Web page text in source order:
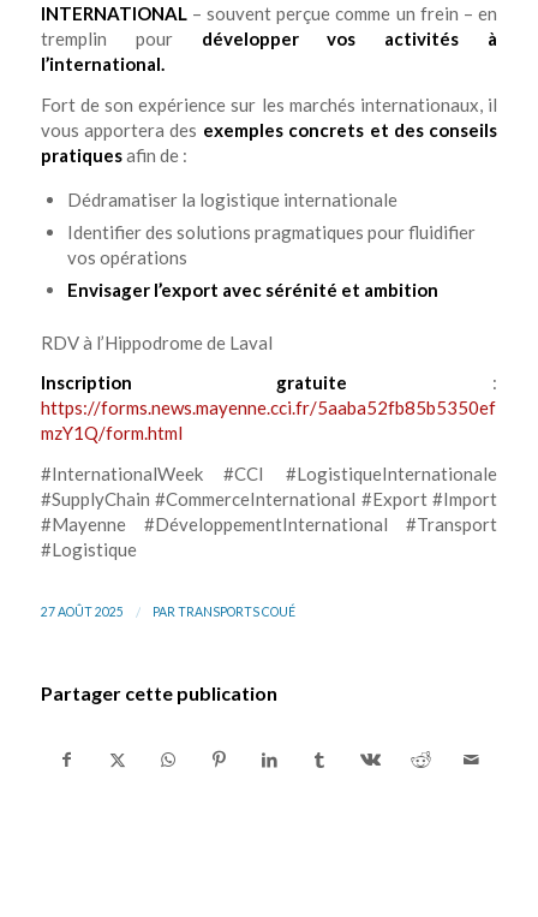
INTERNATIONAL– souvent perçue comme un frein – en
tremplin pour développer vos activités à
l’international.
Fort de son expérience sur les marchés internationaux, il
vous apportera des exemples concrets et des conseils
pratiquesafin de :
Dédramatiser la logistique internationale
Identifier des solutions pragmatiques pour fluidifier
vos opérations
Envisager l’export avec sérénité et ambition
RDV à l’Hippodrome de Laval
Inscription gratuite :
https://forms.news.mayenne.cci.fr/
mzY1Q/form.html
#InternationalWeek #CCI #LogistiqueInternationale
#SupplyChain #CommerceInternational #Export #Import
#Mayenne #DéveloppementInternational #Transport
#Logistique
27 AOÛT 2025 / PAR TRANSPORTS COUÉ
Partager cette publication